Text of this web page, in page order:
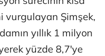
vurgulayan Şimşek,
yıllık 1 milyon
yüzde 8,7'ye